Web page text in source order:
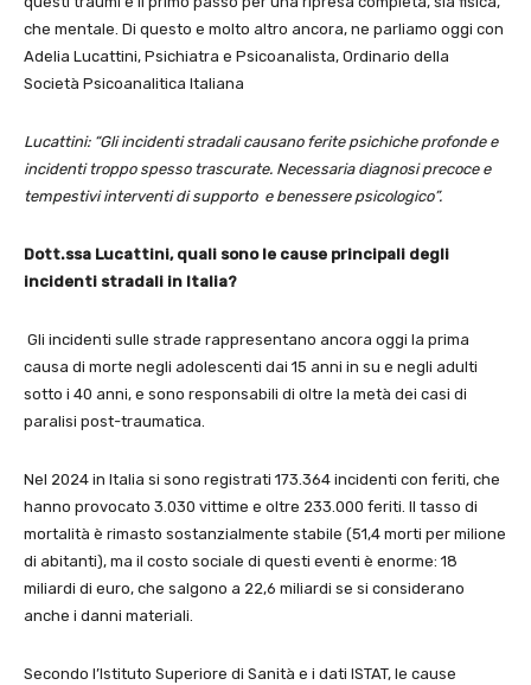
che mentale. Di questo e molto altro ancora, ne parliamo oggi con
Adelia Lucattini, Psichiatra e Psicoanalista, Ordinario della
Società Psicoanalitica Italiana
Lucattini: “Gli incidenti stradali causano ferite psichiche profonde e
incidenti troppo spesso trascurate. Necessaria diagnosi precoce e
tempestivi interventi di supporto e benessere psicologico”.
Dott.ssa Lucattini, quali sono le cause principali degli
incidenti stradali in Italia?
Gli incidenti sulle strade rappresentano ancora oggi la prima
causa di morte negli adolescenti dai 15 anni in su e negli adulti
sotto i 40 anni, e sono responsabili di oltre la metà dei casi di
paralisi post-traumatica.
Nel 2024 in Italia si sono registrati 173.364 incidenti con feriti, che
hanno provocato 3.030 vittime e oltre 233.000 feriti. Il tasso di
mortalità è rimasto sostanzialmente stabile (51,4 morti per milione
di abitanti), ma il costo sociale di questi eventi è enorme: 18
miliardi di euro, che salgono a 22,6 miliardi se si considerano
anche i danni materiali.
Secondo l’Istituto Superiore di Sanità e i dati ISTAT, le cause